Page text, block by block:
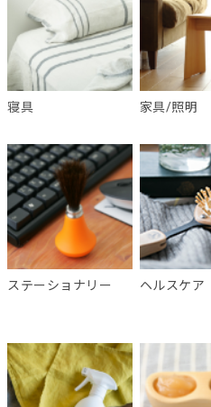
寝具 家具/照明
ステーショナリー ヘルスケア